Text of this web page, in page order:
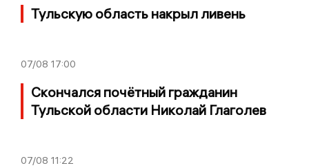
Тульскую область накрыл ливень
07/08 17:00
Скончался почётный гражданин
Тульской области Николай Глаголев
07/08 11:22